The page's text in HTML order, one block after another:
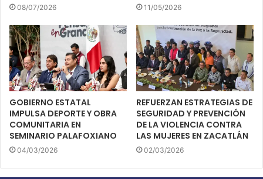
08/07/2026 11/05/2026
GOBIERNO ESTATAL
IMPULSA DEPORTE Y OBRA
COMUNITARIA EN
SEMINARIO PALAFOXIANO
04/03/2026
REFUERZAN ESTRATEGIAS DE
SEGURIDAD Y PREVENCIÓN
DE LA VIOLENCIA CONTRA
LAS MUJERES EN ZACATLÁN
02/03/2026